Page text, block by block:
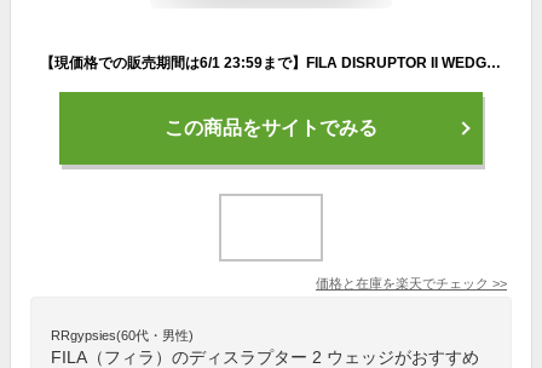
【現価格での販売期間は6/1 23:59まで】FILA DISRUPTOR II WEDGE【フィラ ディスラプター 2 ウェッジ】【国内正規品 厚底 ソール チャンキー ダッド シューズ スニーカー】【ウィメンズ レディース ガールズ ジュニア】WHITE / NAVY / RED
この商品をサイトでみる
価格と在庫を楽天でチェック >>
RRgypsies(60代・男性)
FILA（フィラ）のディスラプター 2 ウェッジがおすすめ